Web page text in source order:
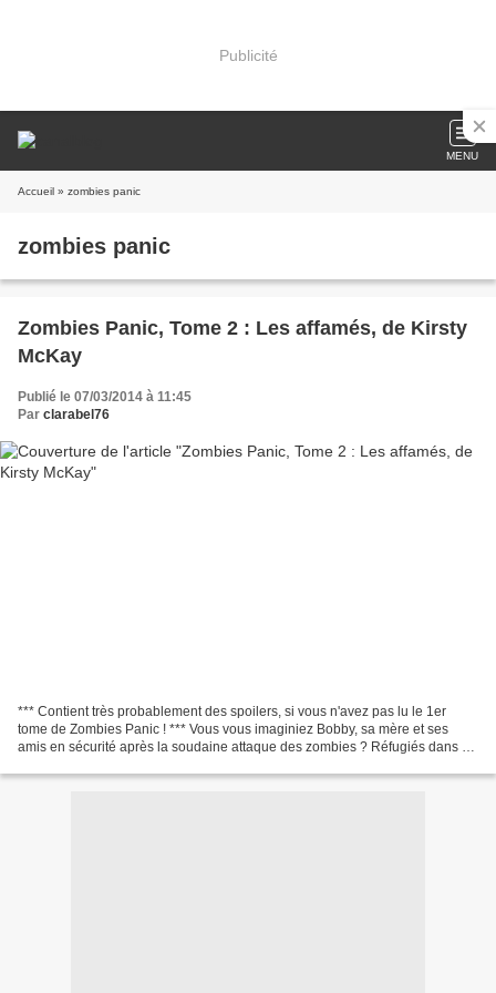
Publicité
MENU
Accueil » zombies panic
zombies panic
Zombies Panic, Tome 2 : Les affamés, de Kirsty
McKay
Publié le 07/03/2014 à 11:45
Par clarabel76
*** Contient très probablement des spoilers, si vous n'avez pas lu le 1er
tome de Zombies Panic ! *** Vous vous imaginiez Bobby, sa mère et ses
amis en sécurité après la soudaine attaque des zombies ? Réfugiés dans un